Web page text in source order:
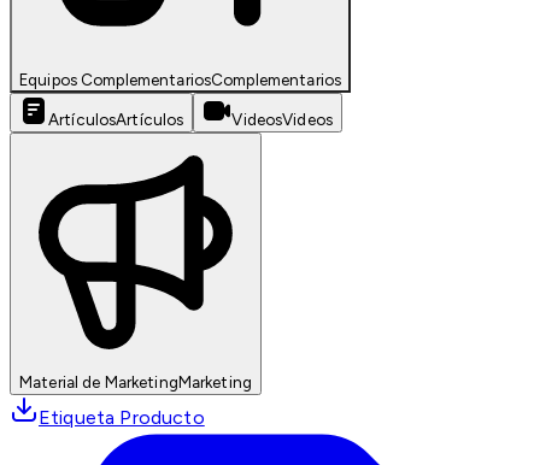
Equipos ComplementariosComplementarios
ArtículosArtículos VideosVideos
Material de MarketingMarketing
Etiqueta Producto